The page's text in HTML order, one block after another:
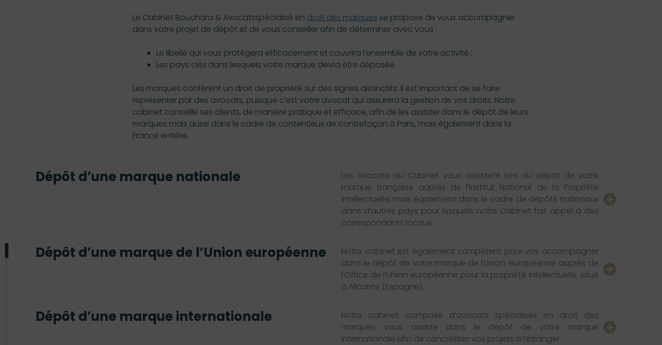
Le Cabinet Bouchara & Avocatsspécialisé en droit des marques se propose de vous accompagner
dans votre projet de dépôt et de vous conseiller afin de déterminer avec vous :
Le libellé qui vous protègera efficacement et couvrira l’ensemble de votre activité ;
Les pays clés dans lesquels votre marque devra être déposée.
Les marques confèrent un droit de propriété sur des signes distinctifs. Il est important de se faire
représenter par des avocats, puisque c’est votre avocat qui assurera la gestion de vos droits. Notre
cabinet conseille ses clients, de manière pratique et efficace, afin de les assister dans le dépôt de leurs
marques mais aussi dans le cadre de contentieux de contrefaçon à Paris, mais également dans la
France entière.
Dépôt d’une marque nationale
Les avocats du Cabinet vous assistent lors du dépôt de votre
marque française auprès de l’Institut National de la Propriété
Intellectuelle, mais également dans le cadre de dépôts nationaux
dans d’autres pays pour lesquels notre Cabinet fait appel à des
correspondants locaux.
Dépôt d’une marque de l’Union européenne
Notre cabinet est également compétent pour vos accompagner
dans le dépôt de votre marque de l’Union européenne auprès de
l’Office de l’Union européenne pour la propriété intellectuelle, situé
à Alicante (Espagne).
Dépôt d’une marque internationale
Notre cabinet composé d’avocats spécialisés en droit des
marques vous assiste dans le dépôt de votre marque
internationale afin de concrétiser vos projets à l’étranger.